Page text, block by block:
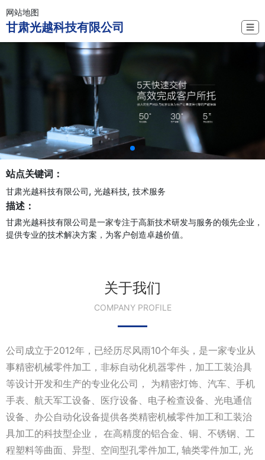
网站地图
甘肃光越科技有限公司 ☰
站点关键词：
甘肃光越科技有限公司, 光越科技, 技术服务
描述：
甘肃光越科技有限公司是一家专注于高新技术研发与服务的领先企业，
提供专业的技术解决方案，为客户创造卓越价值。
关于我们
COMPANY PROFILE
公司成立于2012年，已经历尽风雨10个年头，是一家专业从
事精密机械零件加工，非标自动化机器零件，加工工装治具
等设计开发和生产的专业化公司， 为精密灯饰、汽车、手机
手表、航天军工设备、医疗设备、电子检查设备、光电通信
设备、办公自动化设备提供各类精密机械零件加工和工装治
具加工的科技型企业， 在高精度的铝合金、铜、不锈钢、工
程塑料等曲面、异型、空间型孔零件加工, 轴类零件加工, 光